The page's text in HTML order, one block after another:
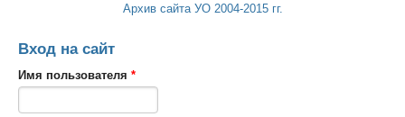
Архив сайта УО 2004-2015 гг.
Вход на сайт
Имя пользователя *